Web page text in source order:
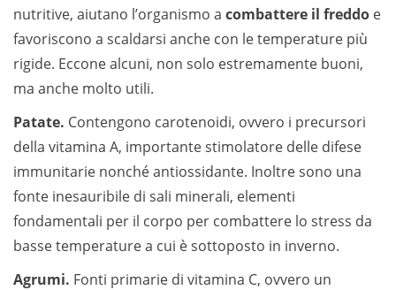
nutritive, aiutano l’organismo a combattere il freddo e
favoriscono a scaldarsi anche con le temperature più
rigide. Eccone alcuni, non solo estremamente buoni,
ma anche molto utili.
Patate. Contengono carotenoidi, ovvero i precursori
della vitamina A, importante stimolatore delle difese
immunitarie nonché antiossidante. Inoltre sono una
fonte inesauribile di sali minerali, elementi
fondamentali per il corpo per combattere lo stress da
basse temperature a cui è sottoposto in inverno.
Agrumi. Fonti primarie di vitamina C, ovvero un